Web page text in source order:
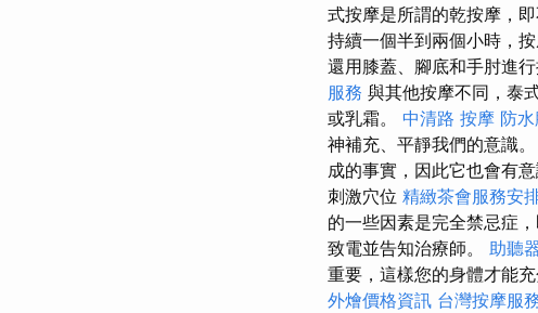
式按摩是所謂的乾按摩，
持續一個半到兩個小時，
還用膝蓋、腳底和手肘進
服務 與其他按摩不同，泰
或乳霜。 中清路 按摩 防
神補充、平靜我們的意識。
成的事實，因此它也會有
刺激穴位 精緻茶會服務安
的一些因素是完全禁忌症
致電並告知治療師。 助聽
重要，這樣您的身體才能
外燴價格資訊 台灣按摩服